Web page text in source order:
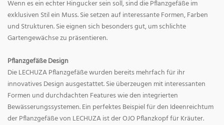
Wenn es ein echter Hingucker sein soll, sind die Pflanzgefäße im
exklusiven Stil ein Muss. Sie setzen auf interessante Formen, Farben
und Strukturen. Sie eignen sich besonders gut, um schlichte
Gartengewächse zu präsentieren.
Pflanzgefäße Design
Die LECHUZA Pflanzgefäße wurden bereits mehrfach für ihr
innovatives Design ausgestattet. Sie überzeugen mit interessanten
Formen und durchdachten Features wie den integrierten
Bewässerungssystemen. Ein perfektes Beispiel für den Ideenreichtum
der Pflanzgefäße von LECHUZA ist der OJO Pflanzkopf für Kräuter.